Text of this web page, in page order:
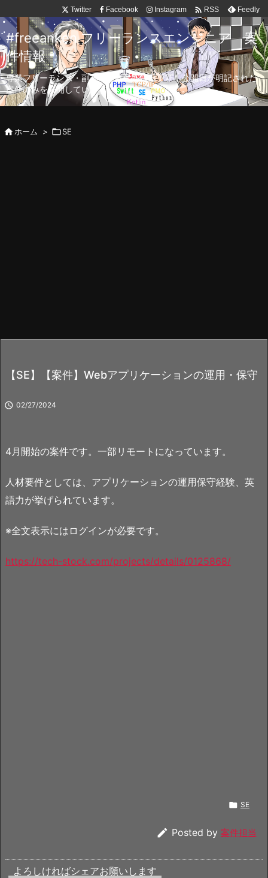
Twitter Facebook Instagram  RSS Feedly
#freeanken フリーランスエンジニア 案
件情報
専業フリーランス・副業向け案件を毎日更新！公開日が明記された
案件のみを公開しています。
ホーム > SE
【SE】【案件】Webアプリケーションの運用・保守
 02/27/2024
4月開始の案件です。一部リモートになっています。
人材要件としては、アプリケーションの運用保守経験、英
語力が挙げられています。
※全文表示にはログインが必要です。
https://tech-stock.com/projects/details/0125868/
 SE
 Posted by 案件担当
よろしければシェアお願いします